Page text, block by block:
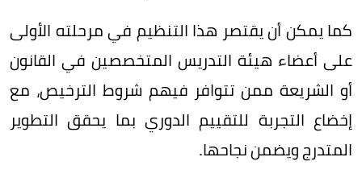
كما يمكن أن يقتصر هذا التنظيم في مرحلته الأولى
على أعضاء هيئة التدريس المتخصصين في القانون
أو الشريعة ممن تتوافر فيهم شروط الترخيص، مع
إخضاع التجربة للتقييم الدوري بما يحقق التطوير
المتدرج ويضمن نجاحها.